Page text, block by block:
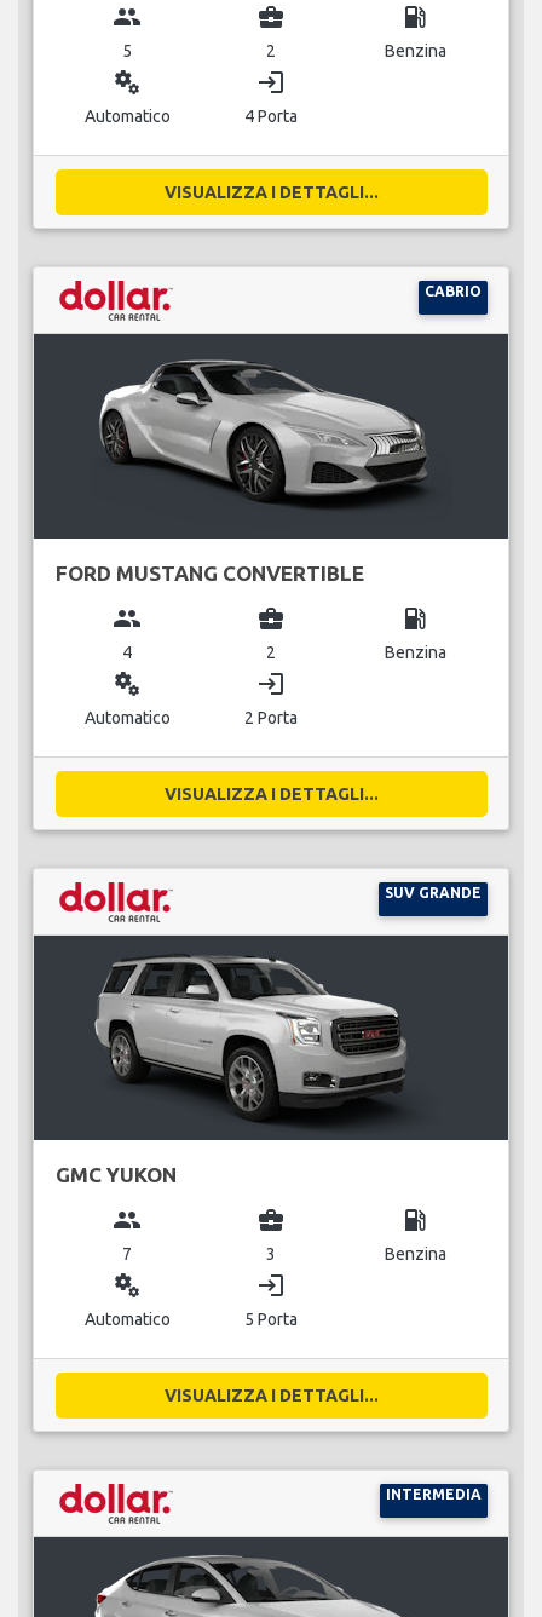
group
5
business_center
2
local_gas_station
Benzina
miscellaneous_services
Automatico
login
4 Porta
VISUALIZZA I DETTAGLI...
CABRIO
FORD MUSTANG CONVERTIBLE
group
4
business_center
2
local_gas_station
Benzina
miscellaneous_services
Automatico
login
2 Porta
VISUALIZZA I DETTAGLI...
SUV GRANDE
GMC YUKON
group
7
business_center
3
local_gas_station
Benzina
miscellaneous_services
Automatico
login
5 Porta
VISUALIZZA I DETTAGLI...
INTERMEDIA